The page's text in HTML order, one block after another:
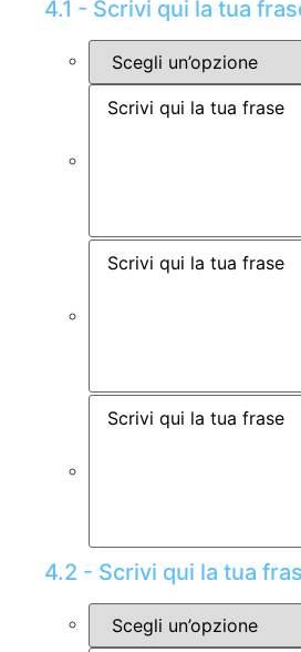
4.1 - Scrivi qui la tua
4.2 - Scrivi qui la tua